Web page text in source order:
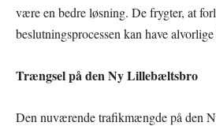
være en bedre løsning. De frygter, at
beslutningsprocessen kan have
Trængsel på den Ny Lillebæltsbro
Den nuværende trafikmængde på den